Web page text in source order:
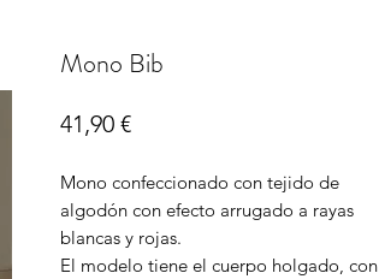
Mono Bib
41,90 €Precio
Mono confeccionado con tejido de
algodón con efecto arrugado a rayas
blancas y rojas.
El modelo tiene el cuerpo holgado, con